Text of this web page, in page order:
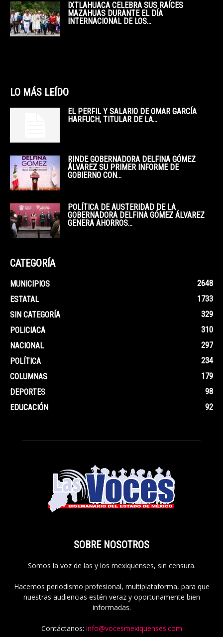
IXTLAHUACA CELEBRA SUS RAÍCES
MAZAHUAS DURANTE EL DÍA
INTERNACIONAL DE LOS...
LO MÁS LEÍDO
EL PERFIL Y SALARIO DE OMAR GARCÍA
HARFUCH, TITULAR DE LA...
RINDE GOBERNADORA DELFINA GÓMEZ
ÁLVAREZ SU PRIMER INFORME DE
GOBIERNO CON...
POLÍTICA DE AUSTERIDAD DE LA
GOBERNADORA DELFINA GÓMEZ ÁLVAREZ
GENERA AHORROS...
CATEGORÍA
MUNICIPIOS
2648
ESTATAL
1733
SIN CATEGORÍA
329
POLICIACA
310
NACIONAL
297
POLÍTICA
234
COLUMNAS
179
DEPORTES
98
EDUCACIÓN
92
SOBRE NOSOTROS
Somos la voz de las y los mexiquenses, sin censura.
Hacemos periodismo profesional, multiplataforma, para que
nuestras audiencias estén veraz y oportunamente bien
informadas.
Contáctanos: info@vocesmexiquenses.com